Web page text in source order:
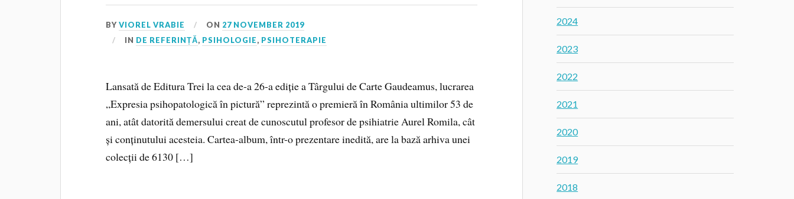
BYVIOREL VRABIE ON 27 NOVEMBER 2019
IN DE REFERINȚĂ, PSIHOLOGIE, PSIHOTERAPIE
Lansată de Editura Trei la cea de-a 26-a ediție a Târgului de Carte Gaudeamus, lucrarea
„Expresia psihopatologică în pictură” reprezintă o premieră în România ultimilor 53 de
ani, atât datorită demersului creat de cunoscutul profesor de psihiatrie Aurel Romila, cât
și conținutului acesteia. Cartea-album, într-o prezentare inedită, are la bază arhiva unei
colecții de 6130 […]
2024
2023
2022
2021
2020
2019
2018